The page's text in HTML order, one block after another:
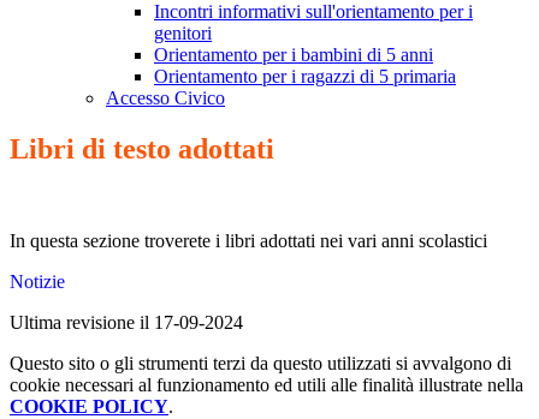
Incontri informativi sull'orientamento per i
genitori
Orientamento per i bambini di 5 anni
Orientamento per i ragazzi di 5 primaria
Accesso Civico
Libri di testo adottati
In questa sezione troverete i libri adottati nei vari anni scolastici
Notizie
Ultima revisione il 17-09-2024
Questo sito o gli strumenti terzi da questo utilizzati si avvalgono di
cookie necessari al funzionamento ed utili alle finalità illustrate nella
COOKIE POLICY.